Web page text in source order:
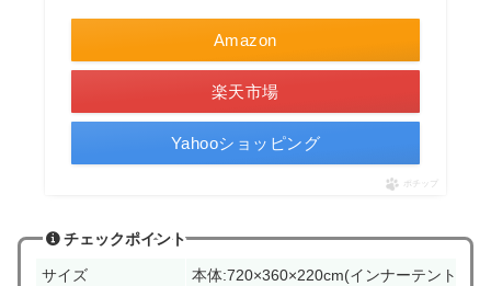
Amazon
楽天市場
Yahooショッピング
ポチップ
チェックポイント
サイズ
本体:720×360×220cm(インナーテント[別